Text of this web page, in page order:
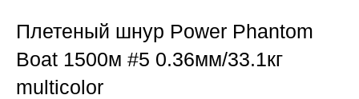
Плетеный шнур Power Phantom
Boat 1500м #5 0.36мм/33.1кг
multicolor